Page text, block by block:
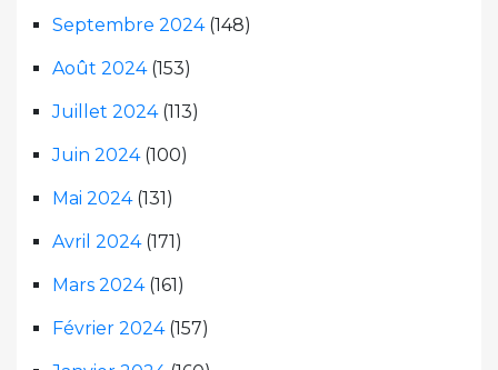
Septembre 2024(148)
Août 2024(153)
Juillet 2024(113)
Juin 2024(100)
Mai 2024(131)
Avril 2024(171)
Mars 2024(161)
Février 2024(157)